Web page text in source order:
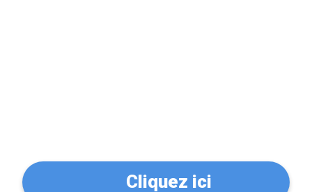
Cliquez ici